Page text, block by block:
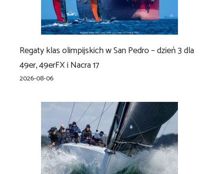
Regaty klas olimpijskich w San Pedro – dzień 3 dla
49er, 49erFX i Nacra 17
2026-08-06